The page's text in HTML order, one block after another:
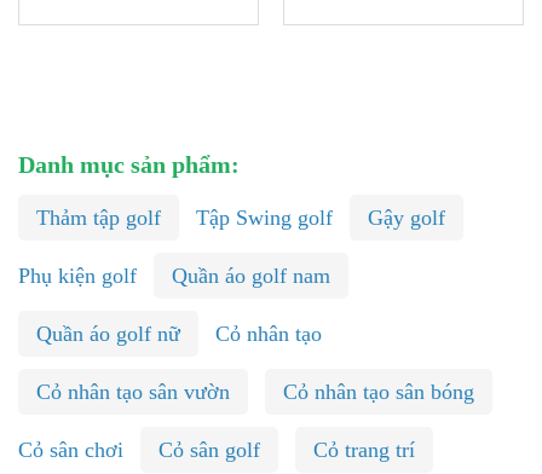
Danh mục sản phẩm:
Thảm tập golf Tập Swing golf Gậy golf
Phụ kiện golf Quần áo golf nam
Quần áo golf nữ Cỏ nhân tạo
Cỏ nhân tạo sân vườn Cỏ nhân tạo sân bóng
Cỏ sân chơi Cỏ sân golf Cỏ trang trí